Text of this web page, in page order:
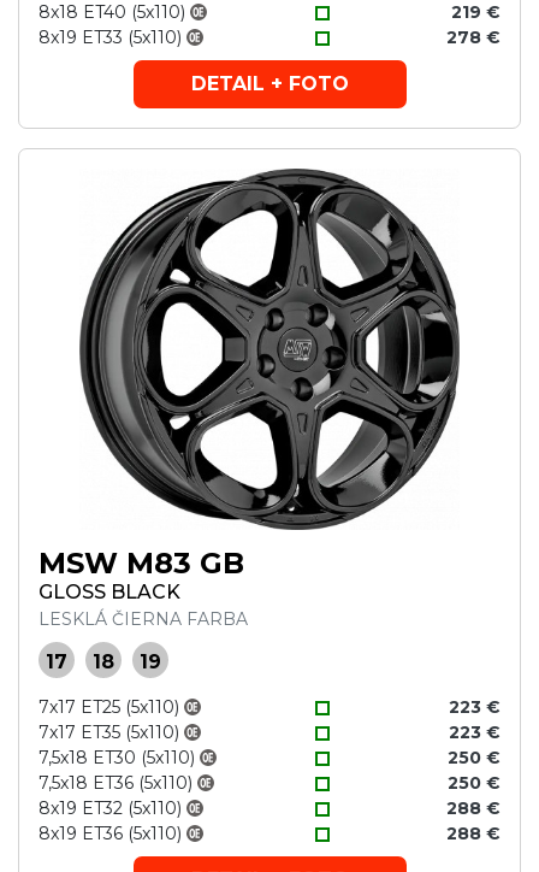
8x18 ET40 (5x110)
219 €
8x19 ET33 (5x110)
278 €
DETAIL + FOTO
MSW M83 GB
GLOSS BLACK
LESKLÁ ČIERNA FARBA
17 18 19
7x17 ET25 (5x110)
223 €
7x17 ET35 (5x110)
223 €
7,5x18 ET30 (5x110)
250 €
7,5x18 ET36 (5x110)
250 €
8x19 ET32 (5x110)
288 €
8x19 ET36 (5x110)
288 €